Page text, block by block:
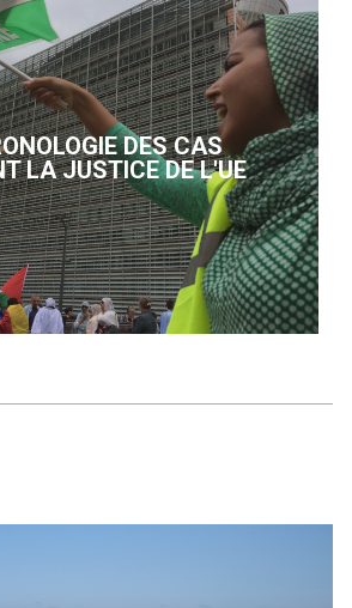
DES CAS
LA JUSTICE DE L'UE